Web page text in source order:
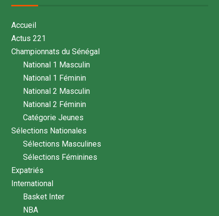
Accueil
Actus 221
Championnats du Sénégal
National 1 Masculin
National 1 Féminin
National 2 Masculin
National 2 Féminin
Catégorie Jeunes
Sélections Nationales
Sélections Masculines
Sélections Féminines
Expatriés
International
Basket Inter
NBA